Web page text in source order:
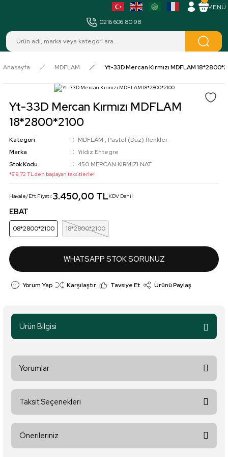
0216 606 80 98
Anasayfa MDFLAM Yt-33D Mercan Kırmızı MDFLAM
Yt-33D Mercan Kırmızı MDFLAM
18*2800*2100
Kategori MDFLAM , Pastel (Düz) Renkler
Marka
Yıldız Entegre
Stok Kodu
450.MERCAN KIRMIZI NAT
*819,72 TL den başlayan taksitlerle!
Havale/Eft Fiyatı:3.450,00 TLKDV Dahil
EBAT
08*2800*2100 18*2800*2100
WHATSAPP STOK SORUNUZ
Yorum Yap Karşılaştır Tavsiye Et Ürünü Paylaş
Ürün Bilgisi
Yorumlar
Taksit Seçenekleri
Önerileriniz